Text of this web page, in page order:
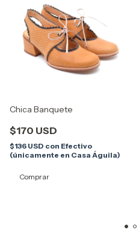
Chica Banquete
$170 USD
$136 USD con Efectivo
(únicamente en Casa Águila)
Comprar